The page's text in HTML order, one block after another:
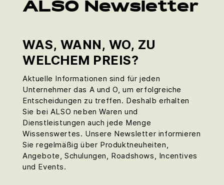
ALSO Newsletter
WAS, WANN, WO, ZU
WELCHEM PREIS?
Aktuelle Informationen sind für jeden
Unternehmer das A und O, um erfolgreiche
Entscheidungen zu treffen. Deshalb erhalten
Sie bei ALSO neben Waren und
Dienstleistungen auch jede Menge
Wissenswertes. Unsere Newsletter informieren
Sie regelmäßig über Produktneuheiten,
Angebote, Schulungen, Roadshows, Incentives
und Events.